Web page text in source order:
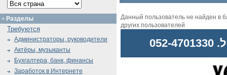
Данный пользователь не найден в
других пользователей
Разделы
Требуются
Администраторы, руководители
Актёры, музыканты
Бухгалтера, банк, финансы
Заработок в Интернете